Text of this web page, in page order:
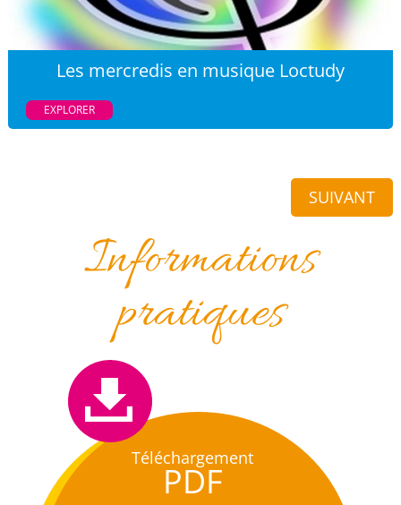
Les mercredis en musique Loctudy
EXPLORER
SUIVANT
Informations
pratiques
Téléchargement
PDF